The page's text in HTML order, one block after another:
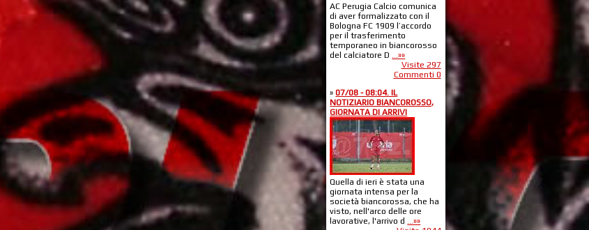
AC Perugia Calcio comunica
di aver formalizzato con il
Bologna FC 1909 l’accordo
per il trasferimento
temporaneo in biancorosso
del calciatore D
...»»
Visite 297
Commenti 0
»07/08 - 08:04. IL
NOTIZIARIO BIANCOROSSO,
GIORNATA DI ARRIVI
Quella di ieri è stata una
giornata intensa per la
società biancorossa, che ha
visto, nell'arco delle ore
lavorative, l'arrivo d
...»»